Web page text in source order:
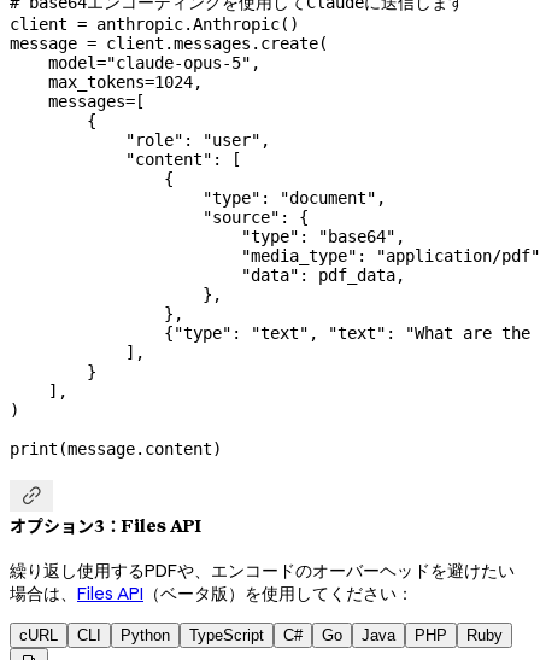
client = anthropic.Anthropic()
message = client.messages.create(
    model
="claude-opus-5" ,
    max_tokens
=1024,
    messages
= [
        {
            "role"
: "user" ,
            "content"
: [
                {
                    "type"
: "document" ,
                    "source"
: {
                        "type"
: "base64" ,
                        "media_type"
:
"application/pdf"
                        "data"
: pdf_data,
                    },
                },
                {
"type" : "text" , "text" :
"What are
            ],
        }
    ],
)
print (message.content)

オプション3：Files API
繰り返し使用するPDFや、エンコードのオーバーヘッドを避けたい
場合は、 Files API （ベータ版）を使用してください：
cURL CLI Python TypeScript C# Go Java PHP Ruby